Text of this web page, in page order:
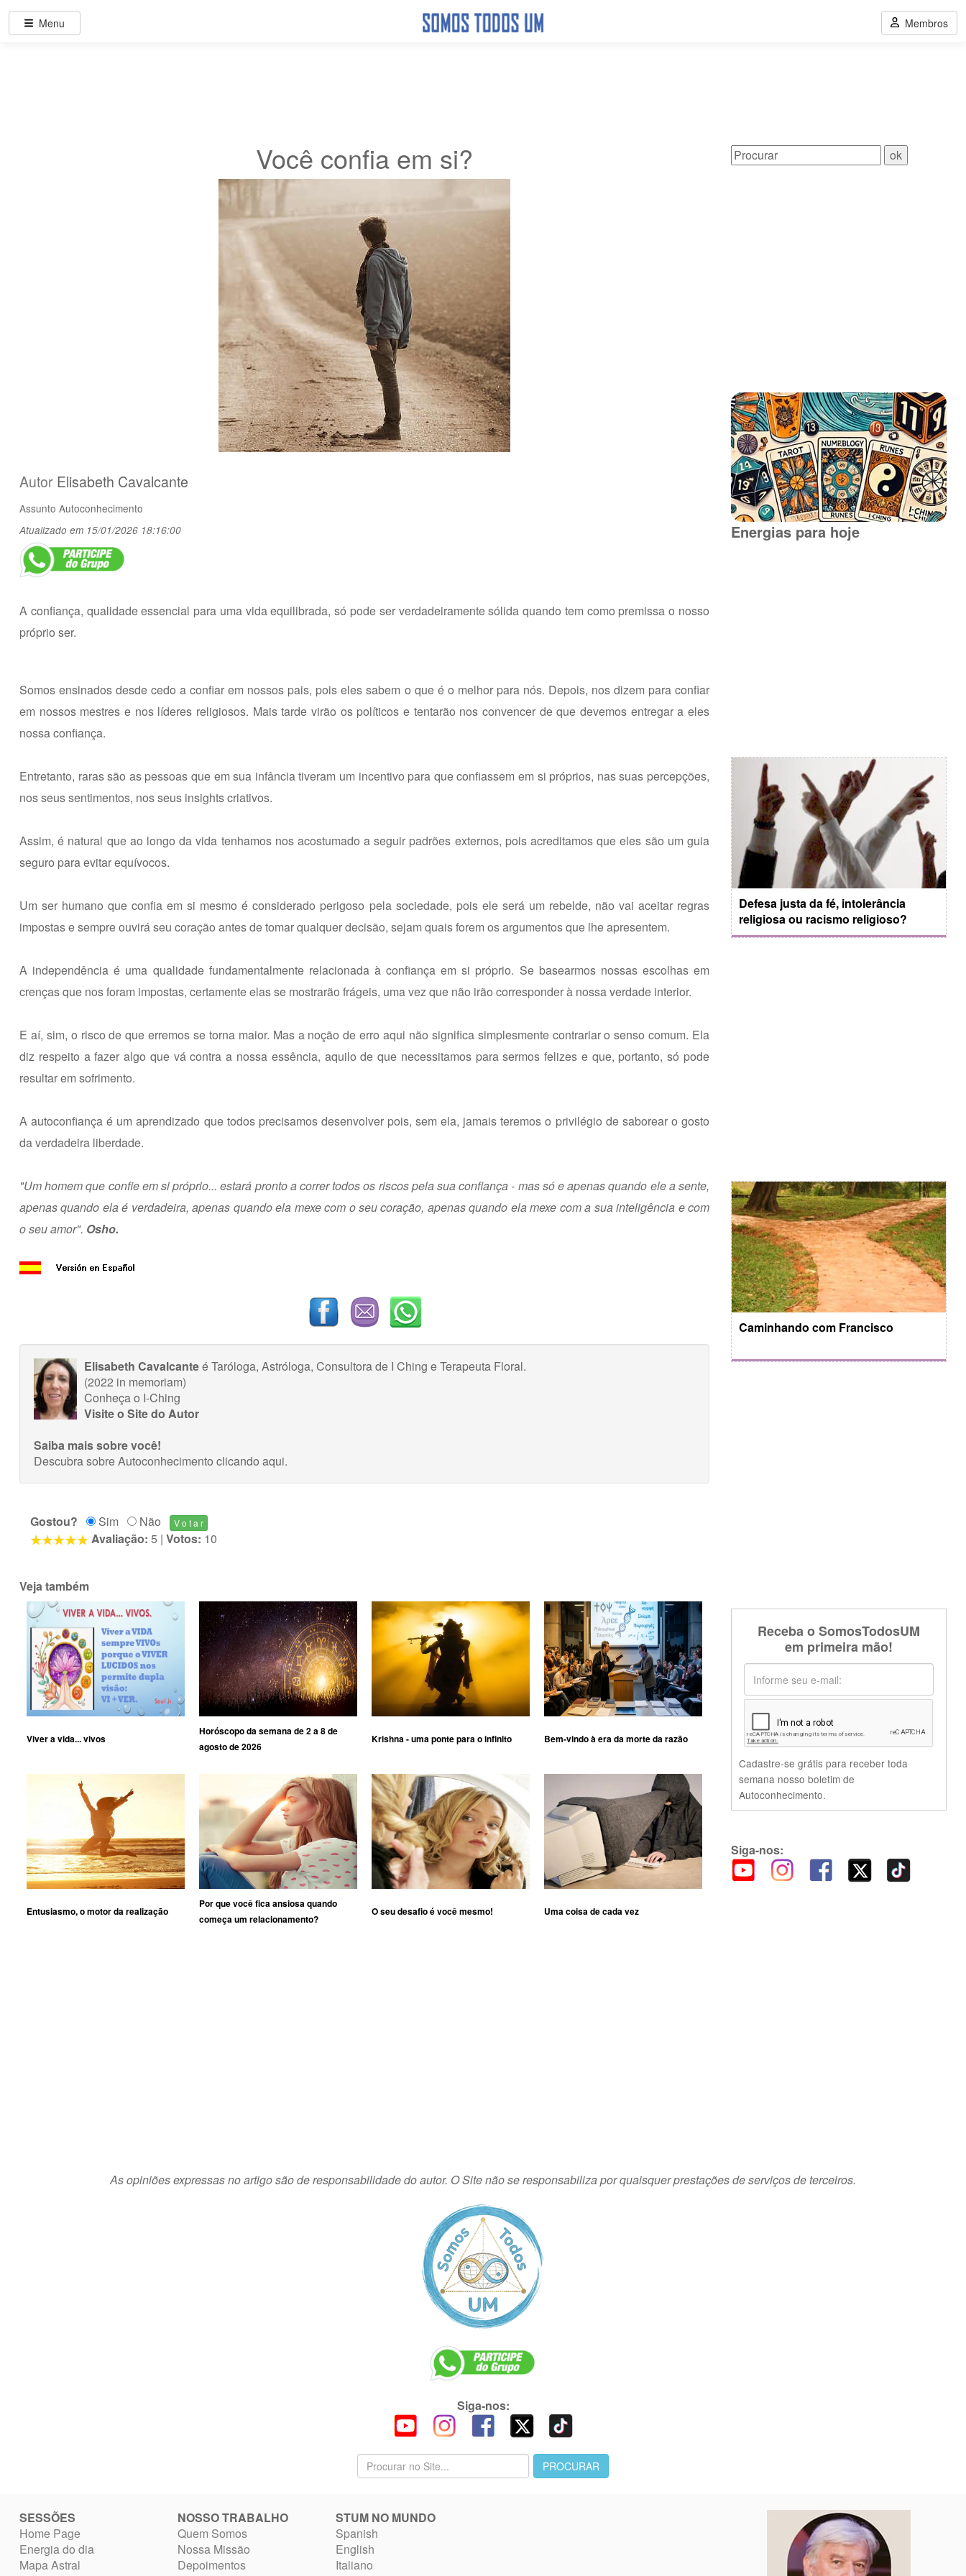
Você confia em si?
Autor Elisabeth Cavalcante
Assunto Autoconhecimento
Atualizado em 15/01/2026 18:16:00
A confiança, qualidade essencial para uma vida equilibrada, só pode ser verdadeiramente sólida quando tem como premissa o nosso
próprio ser.
Somos ensinados desde cedo a confiar em nossos pais, pois eles sabem o que é o melhor para nós. Depois, nos dizem para confiar
em nossos mestres e nos líderes religiosos. Mais tarde virão os políticos e tentarão nos convencer de que devemos entregar a eles
nossa confiança.
Entretanto, raras são as pessoas que em sua infância tiveram um incentivo para que confiassem em si próprios, nas suas percepções,
nos seus sentimentos, nos seus insights criativos.
Assim, é natural que ao longo da vida tenhamos nos acostumado a seguir padrões externos, pois acreditamos que eles são um guia
seguro para evitar equívocos.
Um ser humano que confia em si mesmo é considerado perigoso pela sociedade, pois ele será um rebelde, não vai aceitar regras
impostas e sempre ouvirá seu coração antes de tomar qualquer decisão, sejam quais forem os argumentos que lhe apresentem.
A independência é uma qualidade fundamentalmente relacionada à confiança em si próprio. Se basearmos nossas escolhas em
crenças que nos foram impostas, certamente elas se mostrarão frágeis, uma vez que não irão corresponder à nossa verdade interior.
E aí, sim, o risco de que erremos se torna maior. Mas a noção de erro aqui não significa simplesmente contrariar o senso comum. Ela
diz respeito a fazer algo que vá contra a nossa essência, aquilo de que necessitamos para sermos felizes e que, portanto, só pode
resultar em sofrimento.
A autoconfiança é um aprendizado que todos precisamos desenvolver pois, sem ela, jamais teremos o privilégio de saborear o gosto
da verdadeira liberdade.
"Um homem que confie em si próprio... estará pronto a correr todos os riscos pela sua confiança - mas só e apenas quando ele a sente,
apenas quando ela é verdadeira, apenas quando ela mexe com o seu coração, apenas quando ela mexe com a sua inteligência e com
o seu amor". Osho.
Elisabeth Cavalcanteé Taróloga, Astróloga, Consultora de I Ching e Terapeuta Floral.
(2022 in memoriam)
Conheça o I-Ching
Visite o Site do Autor
Saiba mais sobre você!
Descubra sobre Autoconhecimento clicando aqui.
Gostou? Sim
Não
Avaliação: 5 | Votos: 10
Veja também
Viver a vida... vivos
Horóscopo da semana de 2 a 8 de
agosto de 2026
Krishna - uma ponte para o infinito Bem-vindo à era da morte da razão
Entusiasmo, o motor da realização
Por que você fica ansiosa quando
começa um relacionamento?
O seu desafio é você mesmo! Uma coisa de cada vez
Energias para hoje
Defesa justa da fé, intolerância
religiosa ou racismo religioso?
Caminhando com Francisco
Receba o SomosTodosUM
em primeira mão!
Cadastre-se grátis para receber toda
semana nosso boletim de
Autoconhecimento.
Siga-nos:
As opiniões expressas no artigo são de responsabilidade do autor. O Site não se responsabiliza por quaisquer prestações de serviços de terceiros.
Siga-nos:
SESSÕES
Home Page
Energia do dia
Mapa Astral
NOSSO TRABALHO
Quem Somos
Nossa Missão
Depoimentos
STUM NO MUNDO
Spanish
English
Italiano
Menu Membros